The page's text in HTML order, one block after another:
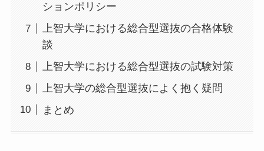
ションポリシー
上智大学における総合型選抜の合格体験
談
上智大学における総合型選抜の試験対策
上智大学の総合型選抜によく抱く疑問
まとめ